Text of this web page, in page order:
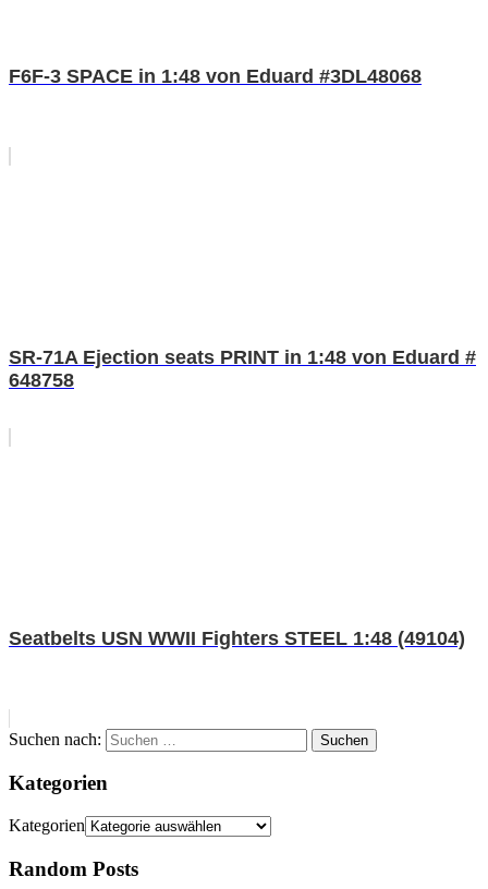
F6F-3 SPACE in 1:48 von Eduard #3DL48068
SR-71A Ejection seats PRINT in 1:48 von Eduard #
648758
Seatbelts USN WWII Fighters STEEL 1:48 (49104)
Suchen nach: Suchen
Kategorien
Kategorien
Random Posts